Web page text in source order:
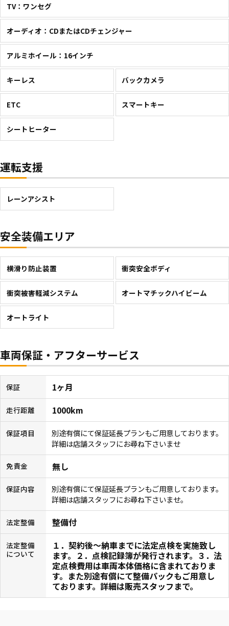
TV：ワンセグ
オーディオ：CDまたはCDチェンジャー
アルミホイール：16インチ
キーレス バックカメラ
ETC スマートキー
シートヒーター
運転支援
レーンアシスト
安全装備エリア
横滑り防止装置 衝突安全ボディ
衝突被害軽減システム オートマチックハイビーム
オートライト
車両保証・アフターサービス
保証 1ヶ月
走行距離 1000km
保証項目
別途有償にて保証延長プランもご用意しております。
詳細は店舗スタッフにお尋ね下さいませ
免責金 無し
保証内容
別途有償にて保証延長プランもご用意しております。
詳細は店舗スタッフにお尋ね下さいませ。
法定整備 整備付
法定整備
について
１．契約後〜納車までに法定点検を実施致し
ます。２．点検記録簿が発行されます。３．法
定点検費用は車両本体価格に含まれておりま
す。また別途有償にて整備パックもご用意し
ております。詳細は販売スタッフまで。